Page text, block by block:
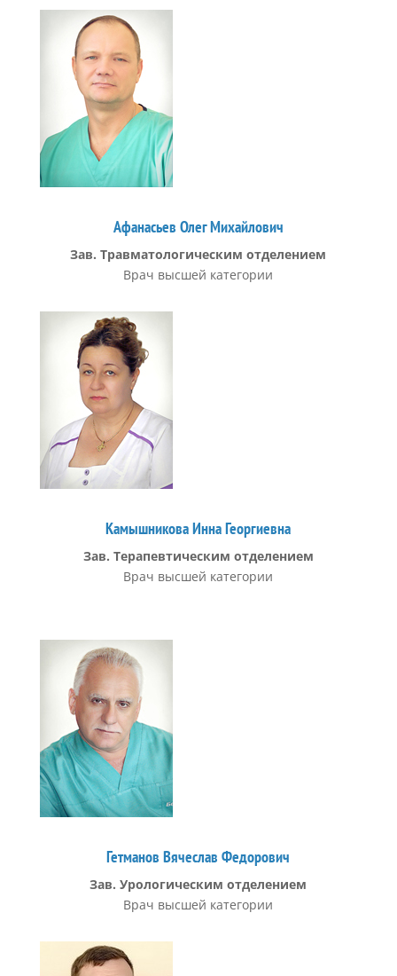
Афанасьев Олег Михайлович
Зав. Травматологическим отделением
Врач высшей категории
Камышникова Инна Георгиевна
Зав. Терапевтическим отделением
Врач высшей категории
Гетманов Вячеслав Федорович
Зав. Урологическим отделением
Врач высшей категории